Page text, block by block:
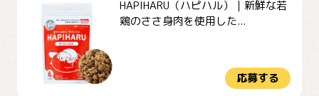
HAPIHARU（ハピハル）｜新鮮な若
鶏のささ身肉を使用した...
応募する